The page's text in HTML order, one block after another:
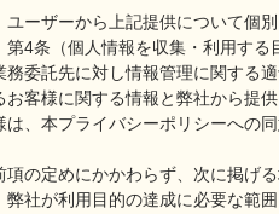
ユーザーから上記提供について個
第4条（個人情報を収集・利用す
務委託先に対し情報管理に関する
お客様に関する情報と弊社から提
は、本プライバシーポリシーへの
項の定めにかかわらず、次に掲げ
弊社が利用目的の達成に必要な範